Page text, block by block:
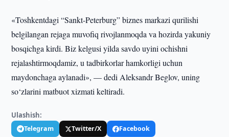
«Toshkentdagi “Sankt-Peterburg” biznes markazi qurilishi
belgilangan rejaga muvofiq rivojlanmoqda va hozirda yakuniy
bosqichga kirdi. Biz kelgusi yilda savdo uyini ochishni
rejalashtirmoqdamiz, u tadbirkorlar hamkorligi uchun
maydonchaga aylanadi», — dedi Aleksandr Beglov, uning
so‘zlarini matbuot xizmati keltiradi.
Ulashish:
Telegram Twitter/X
Facebook